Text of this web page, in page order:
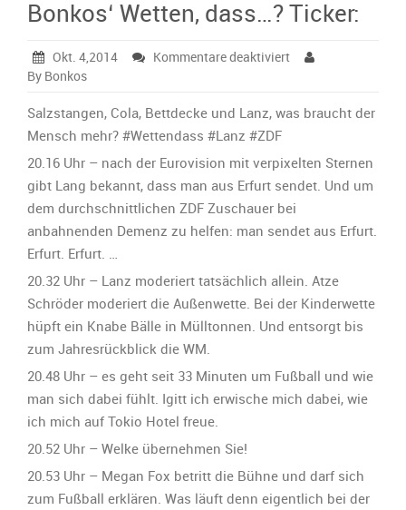
Bonkos‘ Wetten, dass…? Ticker:
Okt. 4,2014 Kommentare deaktiviertfür
dass…?
By Bonkos
Salzstangen, Cola, Bettdecke und Lanz, was braucht der
Mensch mehr? ‪#‎Wettendass‬ ‪#‎Lanz‬ ‪#‎ZDF
‬20.16 Uhr – nach der Eurovision mit verpixelten Sternen
gibt Lang bekannt, dass man aus Erfurt sendet. Und um
dem durchschnittlichen ZDF Zuschauer bei
anbahnenden Demenz zu helfen: man sendet aus Erfurt.
Erfurt. Erfurt. …
20.32 Uhr – Lanz moderiert tatsächlich allein. Atze
Schröder moderiert die Außenwette. Bei der Kinderwette
hüpft ein Knabe Bälle in Mülltonnen. Und entsorgt bis
zum Jahresrückblick die WM.
20.48 Uhr – es geht seit 33 Minuten um Fußball und wie
man sich dabei fühlt. Igitt ich erwische mich dabei, wie
ich mich auf Tokio Hotel freue.
20.52 Uhr – Welke übernehmen Sie!
20.53 Uhr – Megan Fox betritt die Bühne und darf sich
zum Fußball erklären. Was läuft denn eigentlich bei der